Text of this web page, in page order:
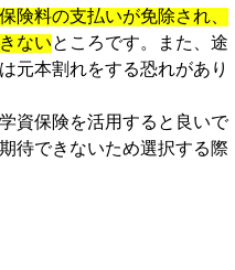
険料の支払いが免除され、
ないところです。また、途
元本割れをする恐れがあり
資保険を活用すると良いで
待できないため選択する際